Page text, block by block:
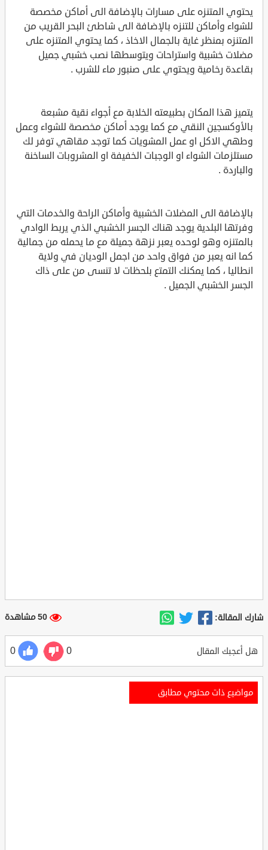
يحتوي المتنزه على مسارات بالإضافة الى أماكن مخصصة
للشواء وأماكن للتنزه بالإضافة الى شاطئ البحر القريب من
المتنزه بمنظر غاية بالجمال الاخاذ ، كما يحتوي المتنزه على
مضلات خشبية واستراحات ويتوسطها نصب خشبي جميل
بقاعدة رخامية ويحتوي على صنبور ماء للشرب .
يتميز هذا المكان بطبيعته الخلابة مع أجواء نقية مشبعة
بالأوكسجين النقي مع كما يوجد أماكن مخصصة للشواء وعمل
وطهي الاكل او عمل المشويات كما توجد مقاهي توفر لك
مستلزمات الشواء او الوجبات الخفيفة او المشروبات الساخنة
والباردة .
بالإضافة الى المضلات الخشبية وأماكن الراحة والخدمات التي
وفرتها البلدية يوجد هناك الجسر الخشبي الذي يربط الوادي
بالمتنزه وهو لوحده يعبر نزهة جميلة مع ما يحمله من جمالية
كما انه يعبر من فواق واحد من اجمل الوديان في ولاية
انطاليا ، كما يمكنك التمتع بلحظات لا تنسى من على ذاك
الجسر الخشبي الجميل .
شارك المقالة: 50 مشاهدة
هل أعجبك المقال 0
0
مواضيع ذات محتوي مطابق